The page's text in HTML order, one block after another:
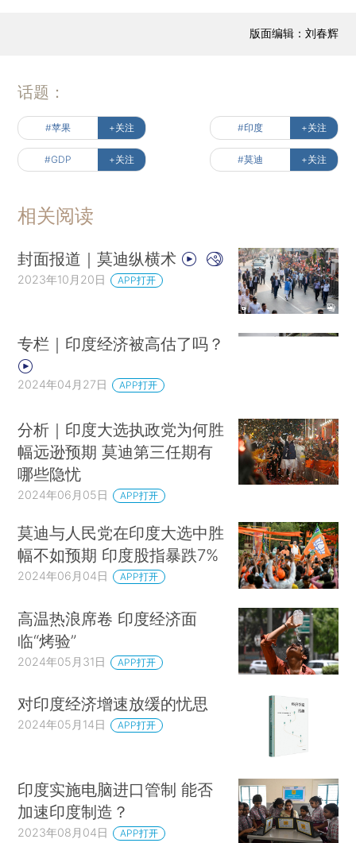
版面编辑：刘春辉
话题：
#苹果 +关注 #印度 +关注
#GDP +关注 #莫迪 +关注
相关阅读
封面报道｜莫迪纵横术
2023年10月20日 APP打开
专栏｜印度经济被高估了吗？
2024年04月27日 APP打开
分析｜印度大选执政党为何胜
幅远逊预期 莫迪第三任期有
哪些隐忧
2024年06月05日 APP打开
莫迪与人民党在印度大选中胜
幅不如预期 印度股指暴跌7%
2024年06月04日 APP打开
高温热浪席卷 印度经济面
临“烤验”
2024年05月31日 APP打开
对印度经济增速放缓的忧思
2024年05月14日 APP打开
印度实施电脑进口管制 能否
加速印度制造？
2023年08月04日 APP打开